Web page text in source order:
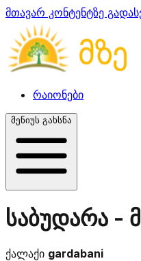
მთავარ კონტენტზე
რაიონები
მენიუს გახსნა
საბუდარა -
ქალაქი gardabani